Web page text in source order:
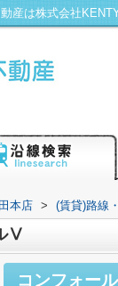
産は株式会社
本店 > (賃貸)路線
Ⅴ
コンフォー